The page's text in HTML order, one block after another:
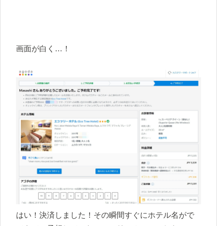
画面が白く…！
はい！決済しました！その瞬間すぐにホテル名がで